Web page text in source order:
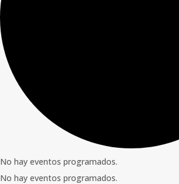
No hay eventos programados.
No hay eventos programados.